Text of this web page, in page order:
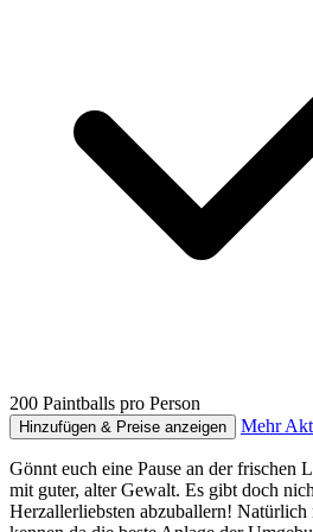
200 Paintballs pro Person
Hinzufügen & Preise anzeigen Mehr
Gönnt euch eine Pause an der frischen
mit guter, alter Gewalt. Es gibt doch
Herzallerliebsten abzuballern!